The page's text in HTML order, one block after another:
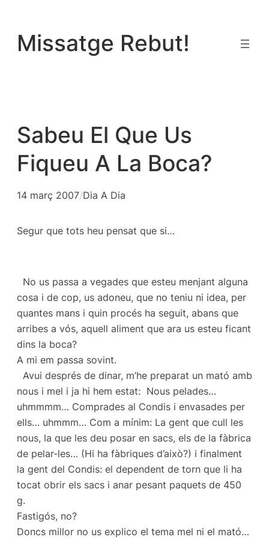
contingut
Missatge Rebut!
Sabeu El Que Us
Fiqueu A La Boca?
14 març 2007/Dia A Dia
Segur que tots heu pensat que si…
No us passa a vegades que esteu menjant alguna
cosa i de cop, us adoneu, que no teniu ni idea, per
quantes mans i quin procés ha seguit, abans que
arribes a vós, aquell aliment que ara us esteu ficant
dins la boca?
A mi em passa sovint.
Avui després de dinar, m’he preparat un mató amb
nous i mel i ja hi hem estat: Nous pelades…
uhmmmm… Comprades al Condis i envasades per
ells… uhmmm… Com a mínim: La gent que cull les
nous, la que les deu posar en sacs, els de la fàbrica
de pelar-les… (Hi ha fàbriques d’això?) i finalment
la gent del Condis: el dependent de torn que li ha
tocat obrir els sacs i anar pesant paquets de 450
g.
Fastigós, no?
Doncs millor no us explico el tema mel ni el mató…